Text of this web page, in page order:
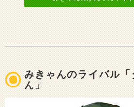
みきゃんのライバル「
ん」